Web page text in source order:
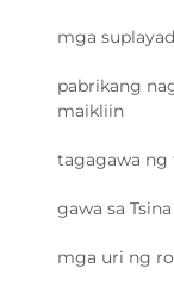
mga
pabrikang
maikliin
tagagawa ng
gawa sa
mga uri ng